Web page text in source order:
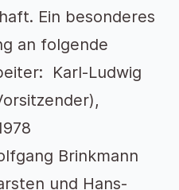
Ein besonderes
an folgende
Karl-Ludwig
Brinkmann
und Hans-